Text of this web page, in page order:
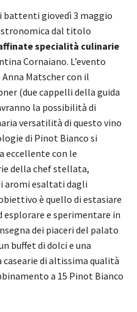
battenti giovedì 3 maggio
dal titolo
specialità culinarie
Cornaiano. L’evento
Matscher con il
(due cappelli della guida
la possibilità di
versatilità di questo vino
di Pinot Bianco si
eccellente con le
della chef stellata,
aromi esaltati dagli
è quello di estasiare
esplorare e sperimentare in
dei piaceri del palato
buffet di dolci e una
di altissima qualità
a 15 Pinot Bianco